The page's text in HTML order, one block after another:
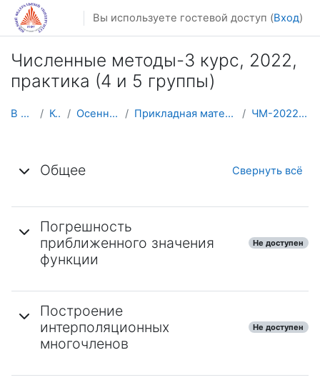
Перейти к основному содержанию
Вы используете гостевой доступ (Вход)
Численные методы-3 курс, 2022,
практика (4 и 5 группы)
В начало Курсы Осенний семестр Прикладная математика и информатика ЧМ-2022 (ПМИ-3 4 и 5)
Общее Свернуть всё
Погрешность
приближенного значения
функции
Не доступен
Построение
интерполяционных
многочленов
Не доступен